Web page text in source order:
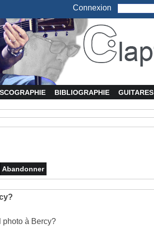
Connexion
BIBLIOGRAPHIE GUITARES
photo à Bercy?